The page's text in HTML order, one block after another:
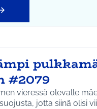
#2079
vieressä olevalle
jotta siinä olisi